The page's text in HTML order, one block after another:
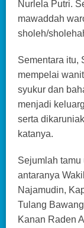
Nurlela Putri.
mawaddah
sholeh/
Sementara itu,
mempelai
syukur dan
menjadi
serta
katanya.
Sejumlah
antaranya
Najamudin,
Tulang
Kanan Raden